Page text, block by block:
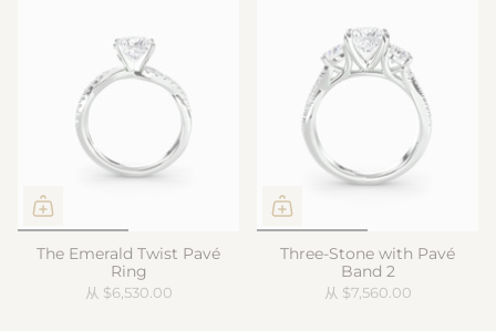
The Emerald Twist Pavé
Ring
从 $6,530.00
Three-Stone with Pavé
Band 2
从 $7,560.00